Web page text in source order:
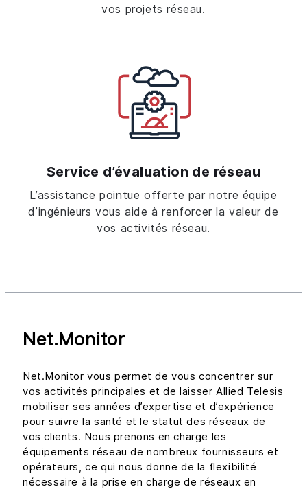
vos projets réseau.
Service d’évaluation de réseau
L’assistance pointue offerte par notre équipe
d’ingénieurs vous aide à renforcer la valeur de
vos activités réseau.
Net.Monitor
Net.Monitor vous permet de vous concentrer sur
vos activités principales et de laisser Allied Telesis
mobiliser ses années d’expertise et d’expérience
pour suivre la santé et le statut des réseaux de
vos clients. Nous prenons en charge les
équipements réseau de nombreux fournisseurs et
opérateurs, ce qui nous donne de la flexibilité
nécessaire à la prise en charge de réseaux en